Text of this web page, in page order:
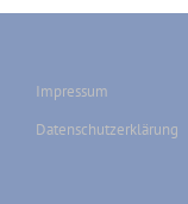
Impressum
Datenschutzerklärung